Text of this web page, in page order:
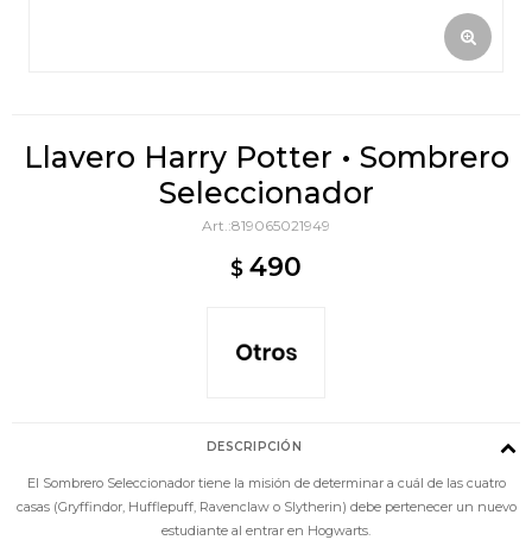
Llavero Harry Potter • Sombrero
Seleccionador
819065021949
$ 490
DESCRIPCIÓN
El Sombrero Seleccionador tiene la misión de determinar a cuál de las cuatro
casas (Gryffindor, Hufflepuff, Ravenclaw o Slytherin) debe pertenecer un nuevo
estudiante al entrar en Hogwarts.